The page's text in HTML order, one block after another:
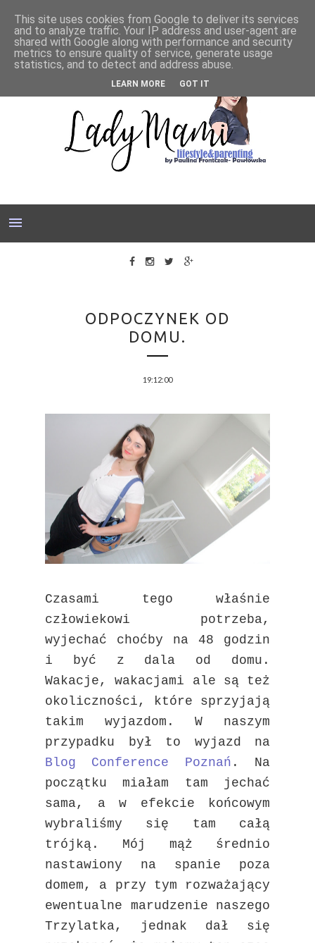
ODPOCZYNEK OD
DOMU.
19:12:00
Czasami tego właśnie
człowiekowi potrzeba,
wyjechać choćby na 48 godzin
i być z dala od domu.
Wakacje, wakacjami ale są też
okoliczności, które sprzyjają
takim wyjazdom. W naszym
przypadku był to wyjazd na
Blog Conference Poznań . Na
początku miałam tam jechać
sama, a w efekcie końcowym
wybraliśmy się tam całą
trójką. Mój mąż średnio
nastawiony na spanie poza
domem, a przy tym rozważający
ewentualne marudzenie naszego
Trzylatka, jednak dał się
This site uses cookies from Google to deliver its services
and to analyze traffic. Your IP address and user-agent are
shared with Google along with performance and security
metrics to ensure quality of service, generate usage
statistics, and to detect and address abuse.
LEARN MORE GOT IT